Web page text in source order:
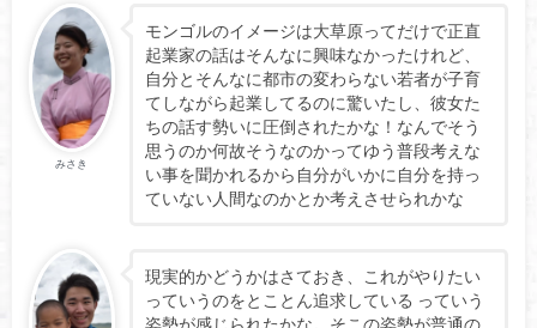
みさき
モンゴルのイメージは大草原ってだけで正直
起業家の話はそんなに興味なかったけれど、
自分とそんなに都市の変わらない若者が子育
てしながら起業してるのに驚いたし、彼女た
ちの話す勢いに圧倒されたかな！なんでそう
思うのか何故そうなのかってゆう普段考えな
い事を聞かれるから自分がいかに自分を持っ
ていない人間なのかとか考えさせられかな
現実的かどうかはさておき、これがやりたい
っていうのをとことん追求している っていう
姿勢が感じられたかな。そこの姿勢が普通の